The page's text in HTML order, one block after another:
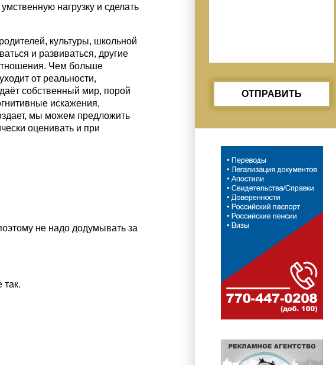
нагрузку и сделать
культуры, школьной
и развиваться, другие
Чем больше
от реальности,
собственный мир, порой
искажения,
мы можем предложить
оценивать и при
не надо додумывать за
так.
ОТПРАВИТЬ